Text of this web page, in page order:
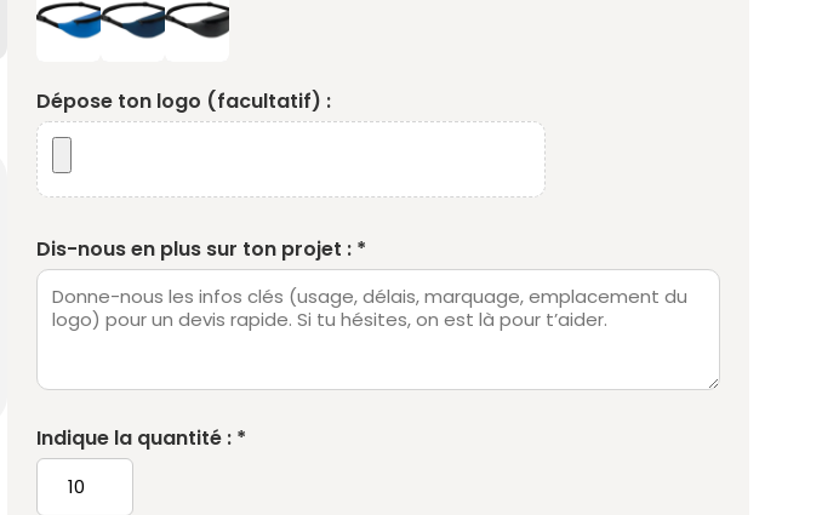
Dépose ton logo (facultatif) :
Dis-nous en plus sur ton projet : *
Indique la quantité : *